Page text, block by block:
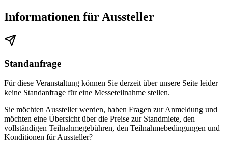
Informationen für Aussteller
Standanfrage
Für diese Veranstaltung können Sie derzeit über unsere Seite leider
keine Standanfrage für eine Messeteilnahme stellen.
Sie möchten Aussteller werden, haben Fragen zur Anmeldung und
möchten eine Übersicht über die Preise zur Standmiete, den
vollständigen Teilnahmegebühren, den Teilnahmebedingungen und
Konditionen für Aussteller?